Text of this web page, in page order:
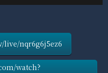
live/nqr6g6j5ez6
watch?